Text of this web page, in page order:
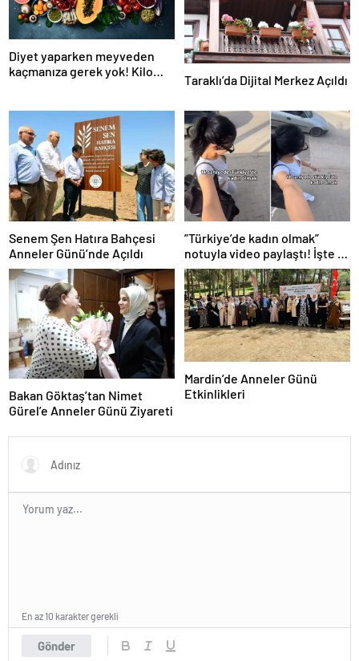
Diyet yaparken meyveden
kaçmanıza gerek yok! Kilo
Taraklı’da Dijital Merkez Açıldı
Senem Şen Hatıra Bahçesi
Anneler Günü’nde Açıldı
”Türkiye’de kadın olmak”
notuyla video paylaştı! İşte 14
saniyede yaşananlar
Bakan Göktaş’tan Nimet
Gürel’e Anneler Günü Ziyareti
Mardin’de Anneler Günü
Etkinlikleri
Gönder
En az 10 karakter gerekli